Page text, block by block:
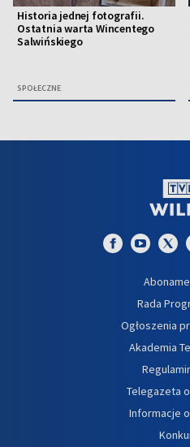
Historia jednej fotografii.
Ostatnia warta Wincentego
Salwińskiego
SPOŁECZNE
Rada
Ogłoszenia
Akademia
Telegazeta
Informacje